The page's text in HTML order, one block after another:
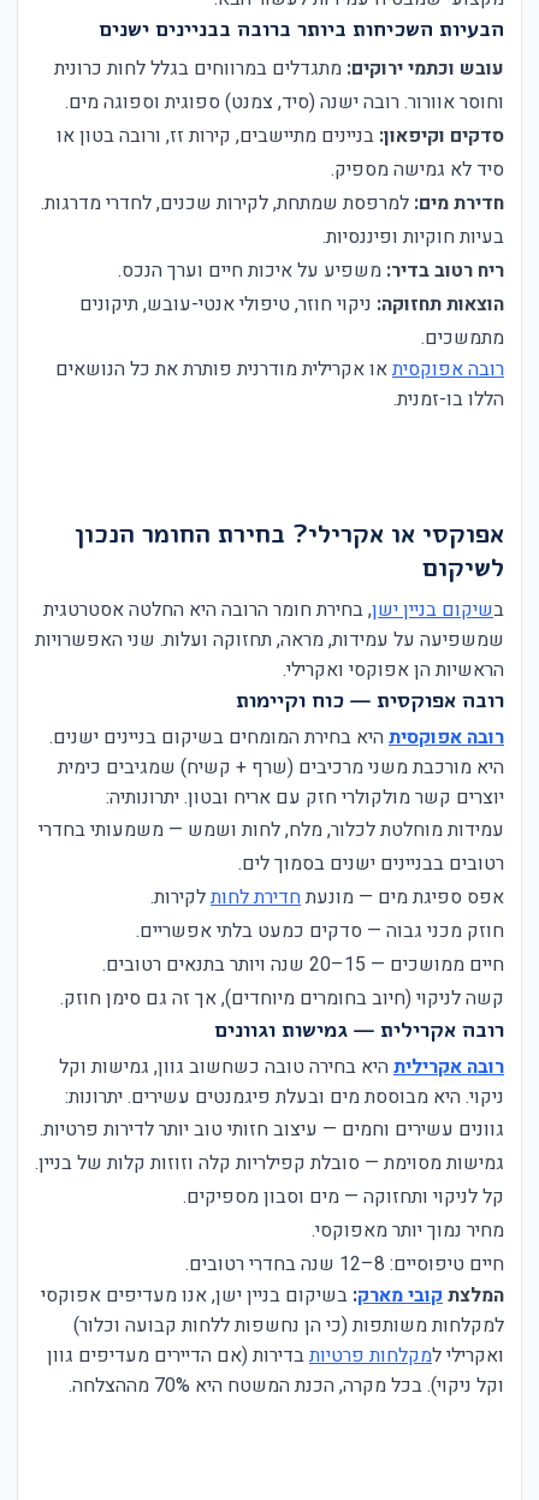
הבעיות השכיחות ביותר ברובה בבניינים ישנים
עובש וכתמי ירוקים: מתגדלים במרווחים בגלל לחות כרונית
וחוסר אוורור. רובה ישנה (סיד, צמנט) ספוגית וספוגה מים.
סדקים וקיפאון: בניינים מתיישבים, קירות זז, ורובה בטון או
סיד לא גמישה מספיק.
חדירת מים: למרפסת שמתחת, לקירות שכנים, לחדרי מדרגות.
בעיות חוקיות ופיננסיות.
ריח רטוב בדיר: משפיע על איכות חיים וערך הנכס.
הוצאות תחזוקה: ניקוי חוזר, טיפולי אנטי-עובש, תיקונים
מתמשכים.
רובה אפוקסיתאו אקרילית מודרנית פותרת את כל הנושאים
הללו בו-זמנית.
אפוקסי או אקרילי? בחירת החומר הנכון
לשיקום
בשיקום בניין ישן, בחירת חומר הרובה היא החלטה אסטרטגית
שמשפיעה על עמידות, מראה, תחזוקה ועלות. שני האפשרויות
הראשיות הן אפוקסי ואקרילי.
רובה אפוקסית — כוח וקיימות
רובה אפוקסית היא בחירת המומחים בשיקום בניינים ישנים.
היא מורכבת משני מרכיבים (שרף + קשיח) שמגיבים כימית
יוצרים קשר מולקולרי חזק עם אריח ובטון. יתרונותיה:
עמידות מוחלטת לכלור, מלח, לחות ושמש — משמעותי בחדרי
רטובים בבניינים ישנים בסמוך לים.
אפס ספיגת מים — מונעתחדירת לחותלקירות.
חוזק מכני גבוה — סדקים כמעט בלתי אפשריים.
חיים ממושכים — 15–20 שנה ויותר בתנאים רטובים.
קשה לניקוי (חיוב בחומרים מיוחדים), אך זה גם סימן חוזק.
רובה אקרילית — גמישות וגוונים
רובה אקרילית היא בחירה טובה כשחשוב גוון, גמישות וקל
ניקוי. היא מבוססת מים ובעלת פיגמנטים עשירים. יתרונות:
גוונים עשירים וחמים — עיצוב חזותי טוב יותר לדירות פרטיות.
גמישות מסוימת — סובלת קפילריות קלה וזוזות קלות של בניין.
קל לניקוי ותחזוקה — מים וסבון מספיקים.
מחיר נמוך יותר מאפוקסי.
חיים טיפוסיים: 8–12 שנה בחדרי רטובים.
המלצתקובי מארק: בשיקום בניין ישן, אנו מעדיפים אפוקסי
למקלחות משותפות (כי הן נחשפות ללחות קבועה וכלור)
ואקרילי למקלחות פרטיותבדירות (אם הדיירים מעדיפים גוון
וקל ניקוי). בכל מקרה, הכנת המשטח היא 70% מההצלחה.